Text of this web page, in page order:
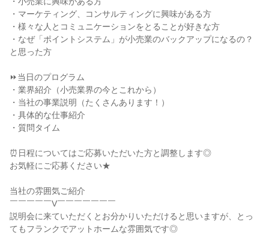
・マーケティング、コンサルティングに興味がある方
・様々な人とコミュニケーションをとることが好きな方
・なぜ「ポイントシステム」が小売業のバックアップになるの？
と思った方
⏩当日のプログラム
・業界紹介（小売業界の今とこれから）
・当社の事業説明（たくさんあります！）
・具体的な仕事紹介
・質問タイム
⏰日程についてはご応募いただいた方と調整します◎
お気軽にご応募ください★
当社の雰囲気ご紹介
￣￣￣￣￣V￣￣￣￣￣￣￣
説明会に来ていただくとお分かりいただけると思いますが、とっ
てもフランクでアットホームな雰囲気です◎